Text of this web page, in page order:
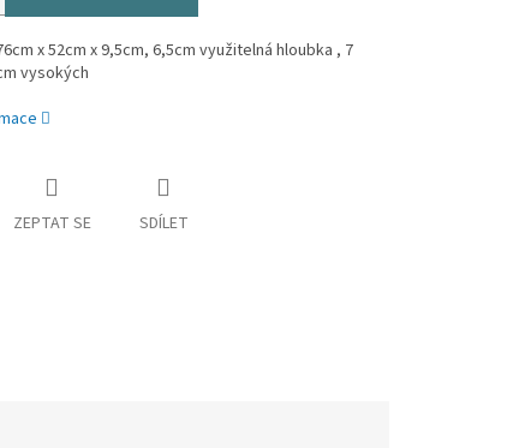
x 52cm x 9,5cm, 6,5cm využitelná hloubka , 7
vysokých
ZEPTAT SE SDÍLET